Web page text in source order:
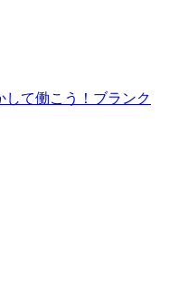
して働こう！ブランク